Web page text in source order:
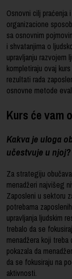
Osnovni cilj praćenja
organizacione
sa osnovnim
i shvatanjima o
upravljanju razvojem
kompletiraju ovaj
rezultati rada
osnovne metode
Kurs će vam
Kakva je uloga
učestvuje u njoj?
Za strategiju
menadžeri najvišeg
Zaposleni u sektoru
potrebama
upravljanja ljudskim
trebalo da se
menadžera koji treba
pokazala da
da se fokusiraju na
aktivnosti.